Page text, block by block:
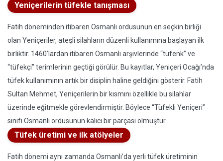
Yeniçerilerin tüfekle tanışması
Fatih döneminden itibaren Osmanlı ordusunun en seçkin birliği
olan Yeniçeriler, ateşli silahların düzenli kullanımına başlayan ilk
birliktir. 1460’lardan itibaren Osmanlı arşivlerinde “tüfenk” ve
“tüfekçi” terimlerinin geçtiği görülür. Bu kayıtlar, Yeniçeri Ocağı’nda
tüfek kullanımının artık bir disiplin haline geldiğini gösterir. Fatih
Sultan Mehmet, Yeniçerilerin bir kısmını özellikle bu silahlar
üzerinde eğitmekle görevlendirmiştir. Böylece “Tüfekli Yeniçeri”
sınıfı Osmanlı ordusunun kalıcı bir parçası olmuştur.
Tüfek üretimi ve ilk atölyeler
Fatih dönemi aynı zamanda Osmanlı’da yerli tüfek üretiminin